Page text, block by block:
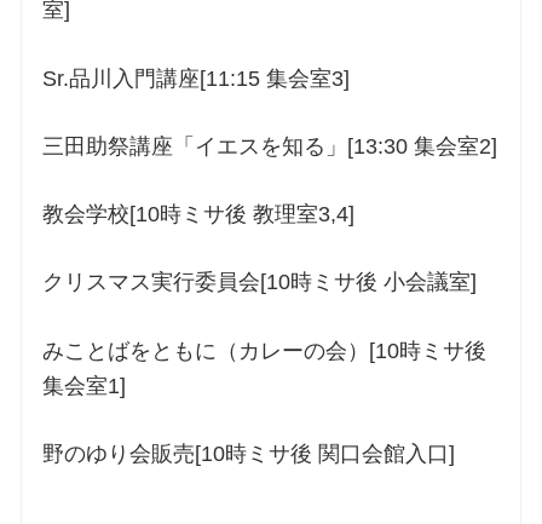
室]
Sr.品川入門講座[11:15 集会室3]
三田助祭講座「イエスを知る」[13:30 集会室2]
教会学校[10時ミサ後 教理室3,4]
クリスマス実行委員会[10時ミサ後 小会議室]
みことばをともに（カレーの会）[10時ミサ後
集会室1]
野のゆり会販売[10時ミサ後 関口会館入口]